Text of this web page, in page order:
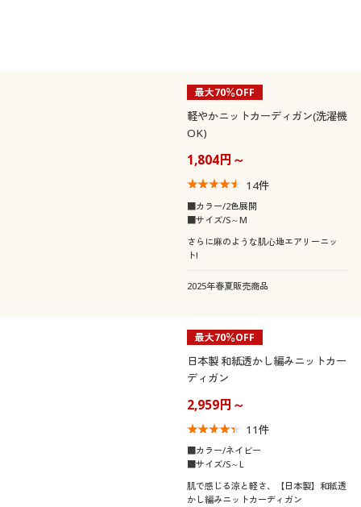
最大70％OFF
軽やかニットカーディガン(洗濯機
OK)
1,804円～
14件
■カラー/2色展開
■サイズ/S～M
さらに麻のような肌心地エアリーニッ
ト!
2025年春夏販売商品
最大70％OFF
日本製 和紙透かし編みニットカー
ディガン
2,959円～
11件
■カラー/ネイビー
■サイズ/S～L
肌で感じる涼と軽さ、【日本製】和紙透
かし編みニットカーディガン